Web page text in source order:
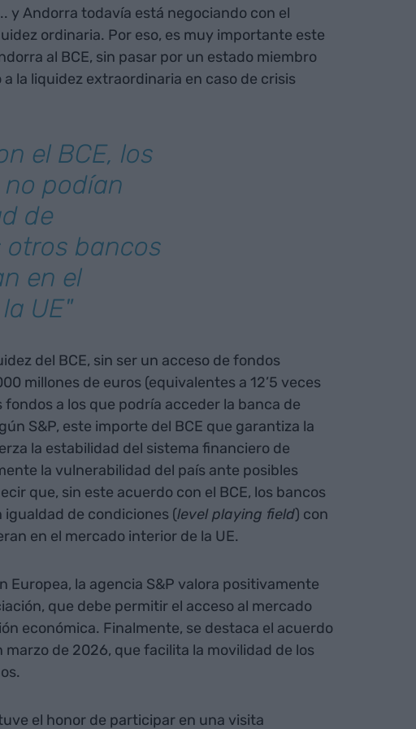
y Andorra todavía está negociando con el
ordinaria. Por eso, es muy importante este
al BCE, sin pasar por un estado miembro
la liquidez extraordinaria en caso de crisis
el BCE, los
podían
de
otros bancos
en el
UE"
del BCE, sin ser un acceso de fondos
millones de euros (equivalentes a 12’5 veces
fondos a los que podría acceder la banca de
S&P, este importe del BCE que garantiza la
la estabilidad del sistema financiero de
la vulnerabilidad del país ante posibles
que, sin este acuerdo con el BCE, los bancos
de condiciones (level playing field) con
en el mercado interior de la UE.
Europea, la agencia S&P valora positivamente
que debe permitir el acceso al mercado
económica. Finalmente, se destaca el acuerdo
de 2026, que facilita la movilidad de los
el honor de participar en una visita